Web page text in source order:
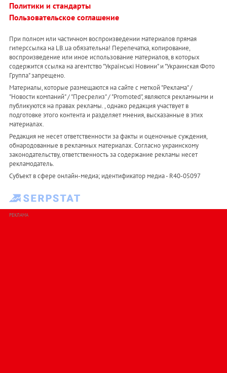
Политики и стандарты
Пользовательское соглашение
При полном или частичном воспроизведении материалов прямая
гиперссылка на LB.ua обязательна! Перепечатка, копирование,
воспроизведение или иное использование материалов, в которых
содержится ссылка на агентство "Українськi Новини" и "Украинская Фото
Группа" запрещено.
Материалы, которые размещаются на сайте с меткой "Реклама" /
"Новости компаний" / "Пресрелиз" / "Promoted", являются рекламными и
публикуются на правах рекламы. , однако редакция участвует в
подготовке этого контента и разделяет мнения, высказанные в этих
материалах.
Редакция не несет ответственности за факты и оценочные суждения,
обнародованные в рекламных материалах. Согласно украинскому
законодательству, ответственность за содержание рекламы несет
рекламодатель.
Субъект в сфере онлайн-медиа; идентификатор медиа - R40-05097
РЕКЛАМА